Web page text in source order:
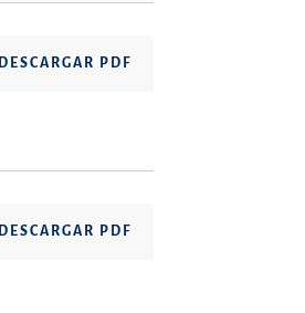
DESCARGAR PDF
DESCARGAR PDF